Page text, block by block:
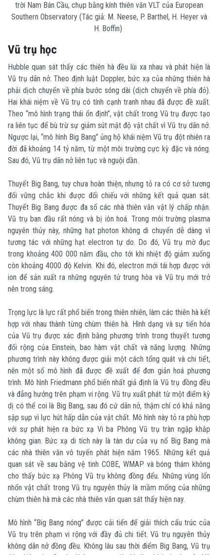
trời Nam Bán Cầu, chụp bằng kính thiên văn VLT của European
Southern Observatory (Tác giả: M. Neese, P. Barthel, H. Heyer và
H. Boffin)
Vũ trụ học
Hubble quan sát thấy các thiên hà đều lùi xa nhau và phát hiện là
Vũ trụ dãn nở. Theo định luật Doppler, bức xạ của những thiên hà
phải dịch chuyển về phía bước sóng dài (dịch chuyển về phía đỏ).
Hai khái niệm về Vũ trụ có tính cạnh tranh nhau đã được đề xuất.
Theo “mô hình trạng thái ổn định”, vật chất trong Vũ trụ được tạo
ra liên tục để bù trừ sự giảm sút mật độ vật chất vì Vũ trụ dãn nở.
Ngược lại, “mô hình Big Bang” ủng hộ khái niệm Vũ trụ đột nhiên ra
đời đã khoảng 14 tỷ năm, từ một môi trường cực kỳ đặc và nóng.
Sau đó, Vũ trụ dãn nở liên tục và nguội dần.
Thuyết Big Bang, tuy chưa hoàn thiện, nhưng tỏ ra có cơ sở tương
đối vững chắc khi được đối chiếu với những kết quả quan sát.
Thuyết Big Bang được đa số các nhà thiên văn vật lý chấp nhận.
Vũ trụ ban đầu rất nóng và bị iôn hoá. Trong môi trường plasma
nguyên thủy này, những hạt photon không di chuyển dễ dàng vì
tương tác với những hạt electron tự do. Do đó, Vũ trụ mờ đục
trong khoảng 400 000 năm đầu, cho tới khi nhiệt độ giảm xuống
còn khoảng 4000 độ Kelvin. Khi đó, electron mới tái hợp được với
ion để sản xuất ra những nguyên tử trung hòa và Vũ trụ mới trở
nên trong sáng.
Trọng lực là lực rất phổ biến trong thiên nhiên, làm các thiên hà kết
hợp với nhau thành từng chùm thiên hà. Hình dạng và sự tiến hóa
của Vũ trụ được xác định bằng phương trình trong thuyết tương
đối rộng của Einstein, bao hàm vật chất và năng lượng. Những
phương trình này không được giải một cách tổng quát và chi tiết,
nên một số mô hình đã được đề xuất để đơn giản hoá phương
trình. Mô hình Friedmann phổ biến nhất giả định là Vũ trụ đồng đều
và đẳng hướng trên phạm vi rộng. Vũ trụ xuất phát từ một điểm kỳ
dị có thể coi là Big Bang, sau đó cứ dãn nở, thậm chí có khả năng
sập sụp vì lực hút hấp dẫn của vật chất. Mô hình này tỏ ra phù hợp
với sự phát hiện ra bức xạ Vi ba Phông Vũ trụ tràn ngập khắp
không gian. Bức xạ di tích này là tàn dư của vụ nổ Big Bang mà
các nhà thiên văn vô tuyến phát hiện năm 1965. Những kết quả
quan sát về sau bằng vệ tinh COBE, WMAP và bóng thám không
cho thấy bức xạ Phông Vũ trụ không đồng đểu. Những vùng lổn
nhổn vật chất trong Vũ trụ nguyên thủy là mầm mống của những
chùm thiên hà mà các nhà thiên văn quan sát thấy hiện nay.
Mô hình “Big Bang nóng” được cải tiến để giải thích cấu trúc của
Vũ trụ trên phạm vi rộng với đầy đủ chi tiết. Vũ trụ nguyên thủy
không dãn nở đồng đều. Không lâu sau thời điểm Big Bang, Vũ trụ